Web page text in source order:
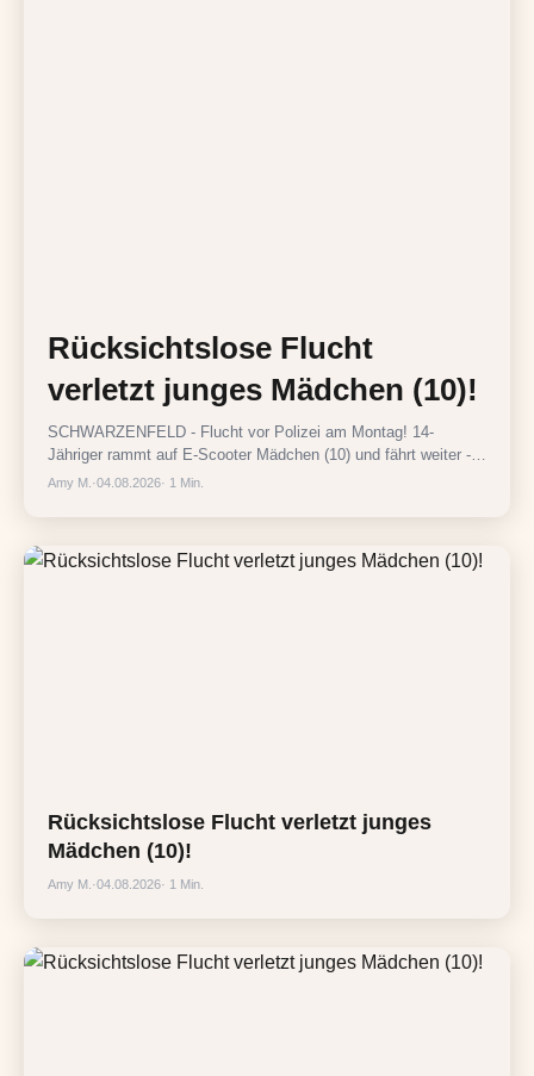
Rücksichtslose Flucht
verletzt junges Mädchen (10)!
SCHWARZENFELD - Flucht vor Polizei am Montag! 14-
Jähriger rammt auf E-Scooter Mädchen (10) und fährt weiter -
Fahrer ermittelt.
Amy M. ·04.08.2026· 1 Min.
Rücksichtslose Flucht verletzt junges
Mädchen (10)!
Amy M. ·04.08.2026· 1 Min.